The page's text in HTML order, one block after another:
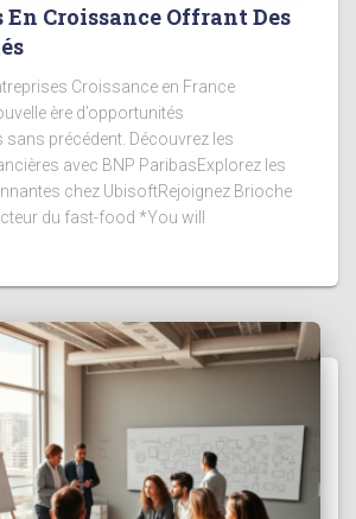
Croissance Offrant Des
Croissance en France
ère d’opportunités
précédent. Découvrez les
avec BNP ParibasExplorez les
chez UbisoftRejoignez Brioche
du fast-food *You will